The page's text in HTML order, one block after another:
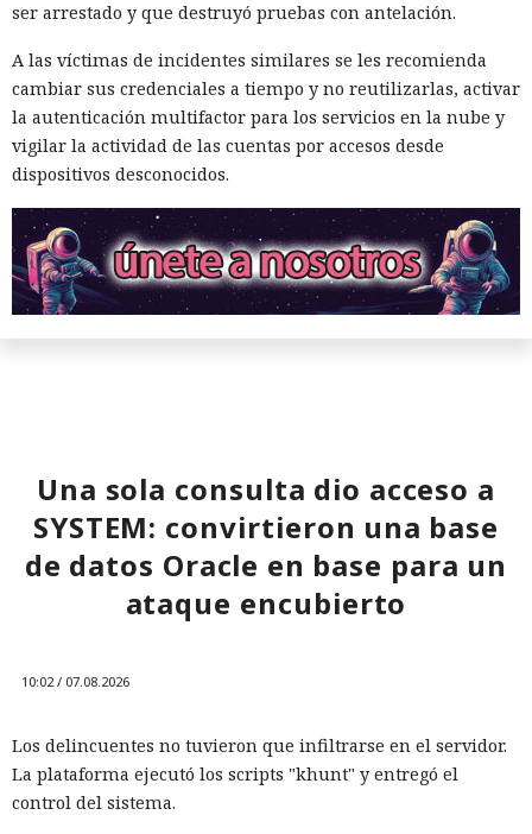
ser arrestado y que destruyó pruebas con antelación.
A las víctimas de incidentes similares se les recomienda
cambiar sus credenciales a tiempo y no reutilizarlas, activar
la autenticación multifactor para los servicios en la nube y
vigilar la actividad de las cuentas por accesos desde
dispositivos desconocidos.
Una sola consulta dio acceso a
SYSTEM: convirtieron una base
de datos Oracle en base para un
ataque encubierto
10:02 / 07.08.2026
Los delincuentes no tuvieron que infiltrarse en el servidor.
La plataforma ejecutó los scripts "khunt" y entregó el
control del sistema.